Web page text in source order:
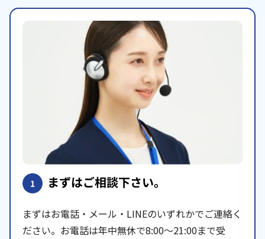
1 まずはご相談下さい。
まずはお電話・メール・LINEのいずれかでご連絡く
ださい。お電話は年中無休で8:00〜21:00まで受